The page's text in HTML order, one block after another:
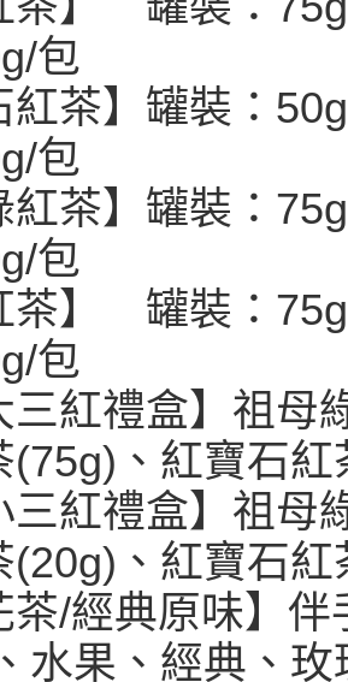
包
紅茶】罐裝：
包
紅茶】罐裝：
包
茶】 罐裝：
包
三紅禮盒】祖母
(75g)、紅寶石紅
三紅禮盒】祖母
(20g)、紅寶石紅
茶/經典原味】
水果、經典、玫